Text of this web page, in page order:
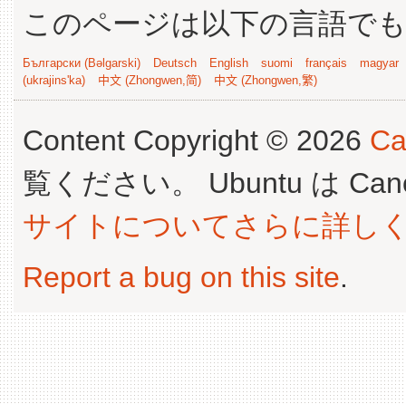
このページは以下の言語で
Български (Bəlgarski) Deutsch English suomi français
magyar
(ukrajins'ka)
中文 (Zhongwen,简) 中文 (Zhongwen,繁)
Content Copyright © 2026
覧ください。 Ubuntu は
サイトについてさらに詳し
Report a bug on this site.